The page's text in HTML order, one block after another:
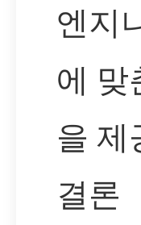
엔지
에 맞
을 제
결론